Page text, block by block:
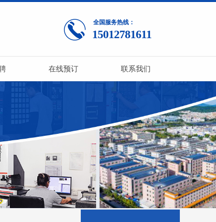
15012781611
全国服务热线：
在线预订 联系我们